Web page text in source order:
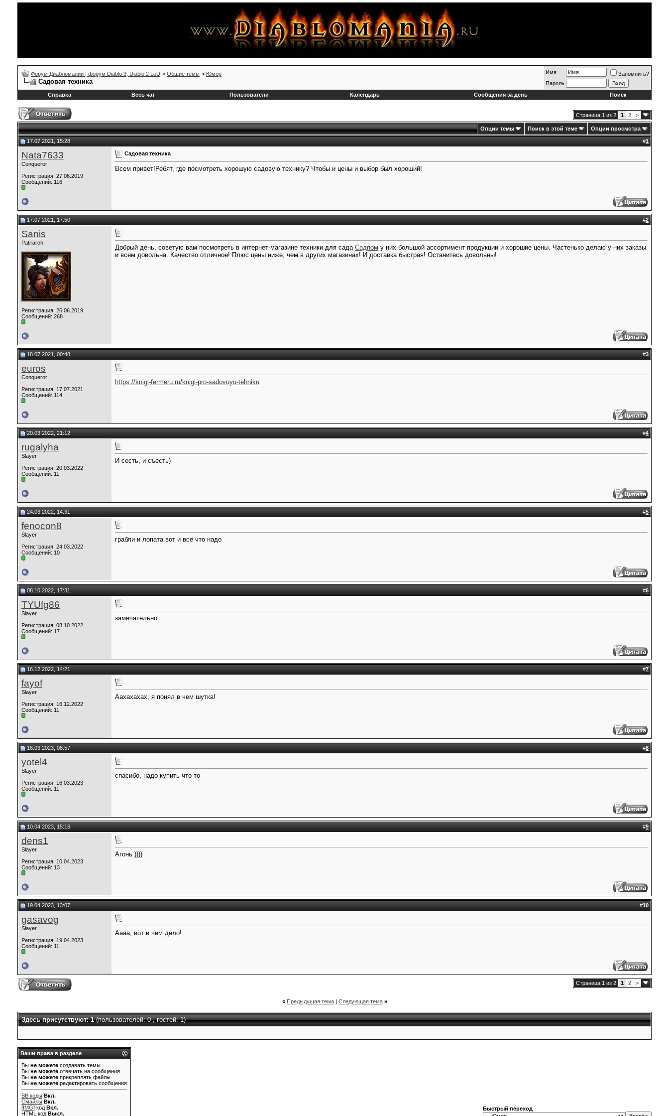
Форум Диабломании | форум Diablo 3, Diablo 2 LoD > Общие темы > Юмор
Садовая техника
Имя
Запомнить?
Пароль
Справка
Весь чат Пользователи Календарь Сообщения за день Поиск
Страница 1 из 2 1 2 >
Опции темы Поиск в этой теме Опции просмотра
17.07.2021, 15:28 #1
Nata7633
Conqueror
Регистрация: 27.06.2019
Сообщений: 116
Садовая техника
Всем привет!Ребят, где посмотреть хорошую садовую технику? Чтобы и цены и выбор был хороший!
17.07.2021, 17:50 #2
Sanis
Patriarch
Регистрация: 26.06.2019
Сообщений: 268
Добрый день, советую вам посмотреть в интернет-магазине техники для сада Садпом у них большой ассортимент продукции и хорошие цены. Частенько делаю у них заказы
и всем довольна. Качество отличное! Плюс цены ниже, чем в других магазинах! И доставка быстрая! Останитесь довольны!
18.07.2021, 00:48 #3
euros
Conqueror
Регистрация: 17.07.2021
Сообщений: 114
https://knigi-fermeru.ru/knigi-pro-sadovuyu-tehniku
20.03.2022, 21:12 #4
rugalyha
Slayer
Регистрация: 20.03.2022
Сообщений: 11
И сесть, и съесть)
24.03.2022, 14:31 #5
fenocon8
Slayer
Регистрация: 24.03.2022
Сообщений: 10
грабли и лопата вот и всё что надо
08.10.2022, 17:31 #6
TYUfg86
Slayer
Регистрация: 08.10.2022
Сообщений: 17
замечательно
16.12.2022, 14:21 #7
fayof
Slayer
Регистрация: 16.12.2022
Сообщений: 11
Аахахахах, я понял в чем шутка!
16.03.2023, 08:57 #8
yotel4
Slayer
Регистрация: 16.03.2023
Сообщений: 11
спасибо, надо купить что то
10.04.2023, 15:16 #9
dens1
Slayer
Регистрация: 10.04.2023
Сообщений: 13
Агонь ))))
19.04.2023, 13:07 #10
gasavog
Slayer
Регистрация: 19.04.2023
Сообщений: 11
Аааа, вот в чем дело!
Страница 1 из 2 1 2 >
« Предыдущая тема| Следующая тема »
Здесь присутствуют: 1(пользователей: 0 , гостей: 1)
Ваши права в разделе
Вы не можете создавать темы
Вы не можете отвечать на сообщения
Вы не можете прикреплять файлы
Вы не можете редактировать сообщения
BB коды Вкл.
Смайлы Вкл.
[IMG] код Вкл.
HTML код Выкл.
Быстрый переход